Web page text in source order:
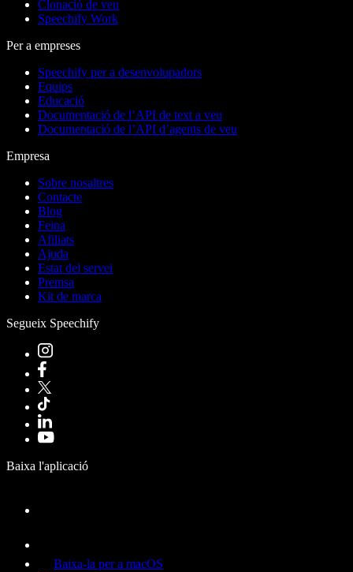
Clonació de veu
Speechify Work
Per a empreses
Speechify per a desenvolupadors
Equips
Educació
Documentació de l’API de text a veu
Documentació de l’API d’agents de veu
Empresa
Sobre nosaltres
Contacte
Blog
Feina
Afiliats
Ajuda
Estat del servei
Premsa
Kit de marca
Segueix Speechify
Baixa l'aplicació
Baixa-la per a macOS